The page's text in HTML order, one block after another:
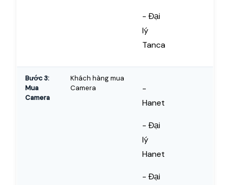
- Đại
lý
Tanca
Bước 3:
Mua
Camera
Khách hàng mua
Camera
-
Hanet
- Đại
lý
Hanet
- Đại